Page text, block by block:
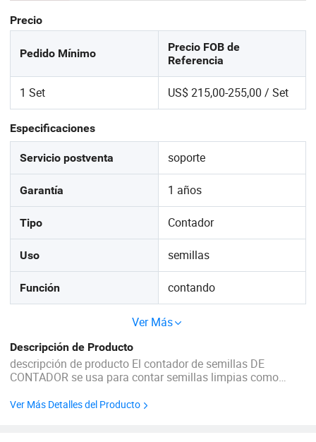
Precio
Pedido Mínimo
Precio FOB de
Referencia
1 Set US$ 215,00-255,00 / Set
Especificaciones
Servicio postventa soporte
Garantía 1 años
Tipo Contador
Uso semillas
Función contando
Ver Más
Descripción de Producto
descripción de producto El contador de semillas DE
CONTADOR se usa para contar semillas limpias como
productos similares, libres de polvo, para establecer, por
Ver Más Detalles del Producto